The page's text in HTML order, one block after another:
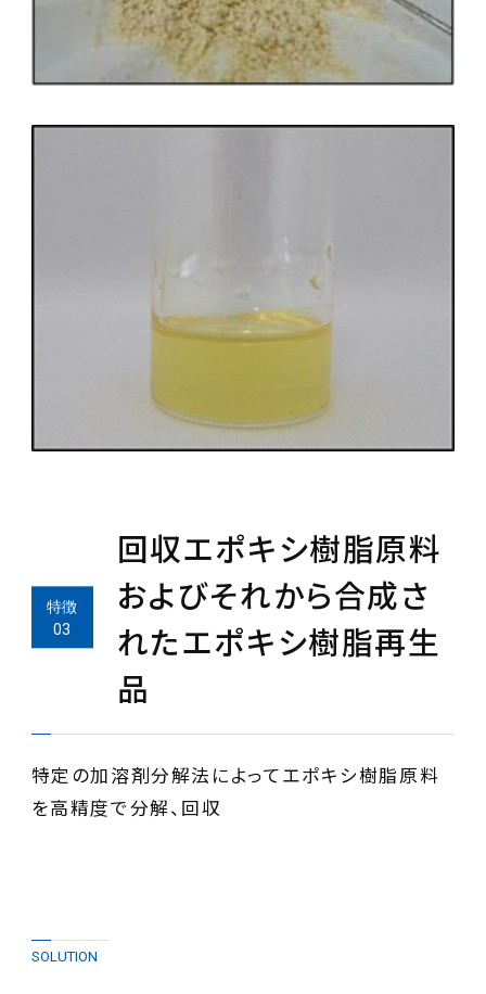
回収エポキシ樹脂原料
およびそれから合成さ
れたエポキシ樹脂再生
品
特定の加溶剤分解法によってエポキシ樹脂原料
を高精度で分解、回収
SOLUTION